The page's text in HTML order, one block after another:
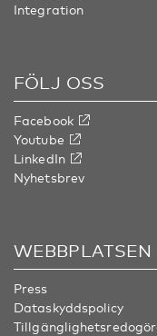
Integration
FÖLJ OSS
Facebook
Youtube
LinkedIn
Nyhetsbrev
WEBBPLATSEN
Press
Dataskyddspolicy